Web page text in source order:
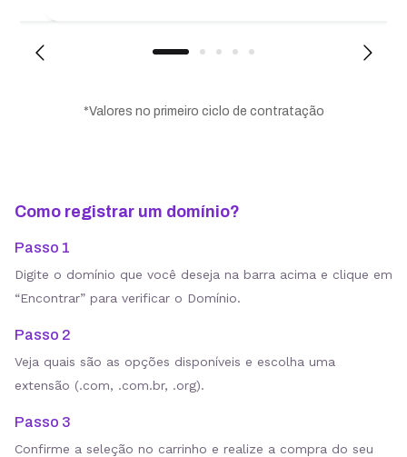
*Valores no primeiro ciclo de contratação
Como registrar um domínio?
Passo 1
Digite o domínio que você deseja na barra acima e clique em
“Encontrar” para verificar o Domínio.
Passo 2
Veja quais são as opções disponíveis e escolha uma
extensão (.com, .com.br, .org).
Passo 3
Confirme a seleção no carrinho e realize a compra do seu